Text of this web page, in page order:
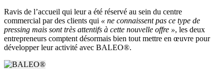
Ravis de l’accueil qui leur a été réservé au sein du centre
commercial par des clients qui « ne connaissent pas ce type de
pressing mais sont très attentifs à cette nouvelle offre », les deux
entrepreneurs comptent désormais bien tout mettre en œuvre pour
développer leur activité avec BALEO®.